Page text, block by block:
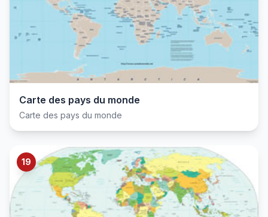
Carte des pays du monde
Carte des pays du monde
19